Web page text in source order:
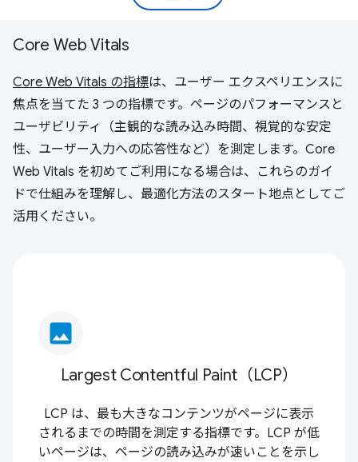
Core Web Vitals
Core Web Vitals の指標は、ユーザー エクスペリエンスに
焦点を当てた 3 つの指標です。ページのパフォーマンスと
ユーザビリティ（主観的な読み込み時間、視覚的な安定
性、ユーザー入力への応答性など）を測定します。Core
Web Vitals を初めてご利用になる場合は、これらのガイ
ドで仕組みを理解し、最適化方法のスタート地点としてご
活用ください。
image
Largest Contentful Paint（LCP）
LCP は、最も大きなコンテンツがページに表示
されるまでの時間を測定する指標です。LCP が低
いページは、ページの読み込みが速いことを示し